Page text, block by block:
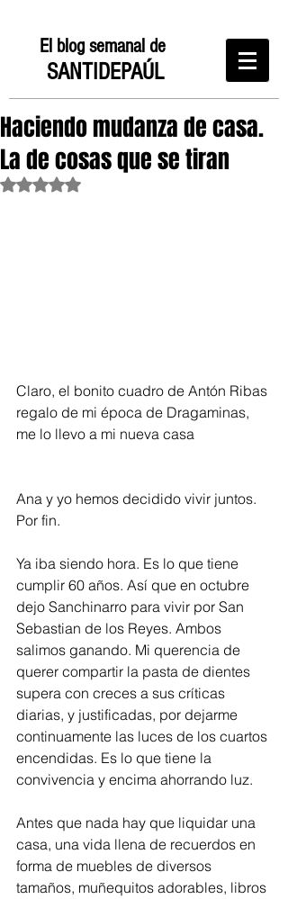
El blog semanal de
SANTIDEPAÚL
Haciendo mudanza de casa.
La de cosas que se tiran
Obtuvo NaN de 5 estrellas.
Claro, el bonito cuadro de Antón Ribas
regalo de mi época de Dragaminas,
me lo llevo a mi nueva casa
Ana y yo hemos decidido vivir juntos.
Por fin.
Ya iba siendo hora. Es lo que tiene
cumplir 60 años. Así que en octubre
dejo Sanchinarro para vivir por San
Sebastian de los Reyes. Ambos
salimos ganando. Mi querencia de
querer compartir la pasta de dientes
supera con creces a sus críticas
diarias, y justificadas, por dejarme
continuamente las luces de los cuartos
encendidas. Es lo que tiene la
convivencia y encima ahorrando luz.
Antes que nada hay que liquidar una
casa, una vida llena de recuerdos en
forma de muebles de diversos
tamaños, muñequitos adorables, libros